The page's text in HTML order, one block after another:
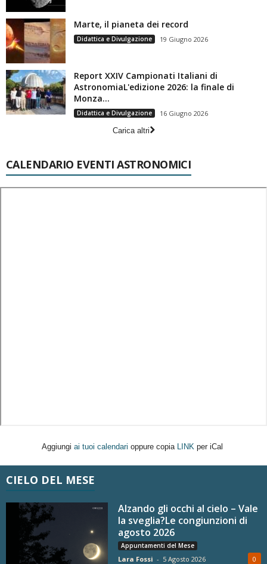
Marte, il pianeta dei record
Didattica e Divulgazione 19 Giugno 2026
Report XXIV Campionati Italiani di
AstronomiaL'edizione 2026: la finale di
Monza...
Didattica e Divulgazione
16 Giugno 2026
Carica altri
CALENDARIO EVENTI ASTRONOMICI
Aggiungi ai tuoi calendari oppure copia LINK per iCal
CIELO DEL MESE
Alzando gli occhi al cielo – Vale
la sveglia?Le congiunzioni di
agosto 2026
Appuntamenti del Mese
Lara Fossi - 5 Agosto 2026 0